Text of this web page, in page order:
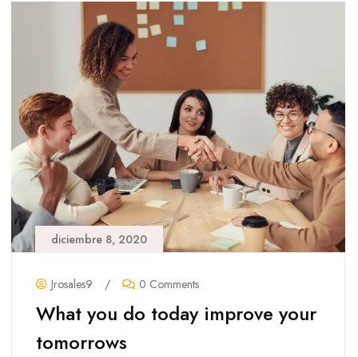
diciembre 8, 2020
Jrosales9 / 0 Comments
What you do today improve your
tomorrows